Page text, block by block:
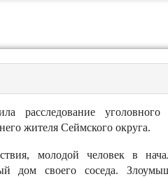
расследование
жителя Сеймского округа.
молодой человек в
дом своего соседа.